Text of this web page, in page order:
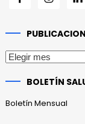
Publicaciones
BOLETÍN
Boletín Mensual